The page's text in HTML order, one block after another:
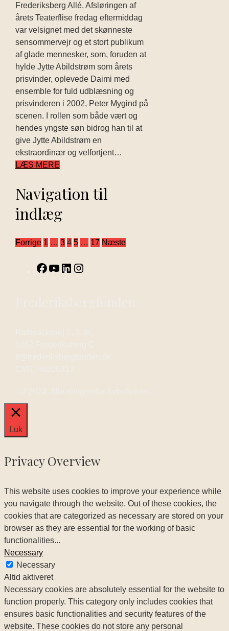
Frederiksberg Allé. Afsløringen af
årets Teaterflise fredag eftermiddag
var velsignet med det skønneste
sensommervejr og et stort publikum
af glade mennesker, som, foruden at
hylde Jytte Abildstrøm som årets
prisvinder, oplevede Daimi med
ensemble for fuld udblæsning og
prisvinderen i 2002, Peter Mygind på
scenen. I rollen som både vært og
hendes yngste søn bidrog han til at
give Jytte Abildstrøm en
ekstraordinær og velfortjent…
LÆS MERE
Navigation til
indlæg
Forrige 1 … 3 4 5 … 17 Næste
Luk
Privacy Overview
This website uses cookies to improve your experience while
you navigate through the website. Out of these cookies, the
cookies that are categorized as necessary are stored on your
browser as they are essential for the working of basic
functionalities...
Necessary
Necessary
Altid aktiveret
Necessary cookies are absolutely essential for the website to
function properly. This category only includes cookies that
ensures basic functionalities and security features of the
website. These cookies do not store any personal